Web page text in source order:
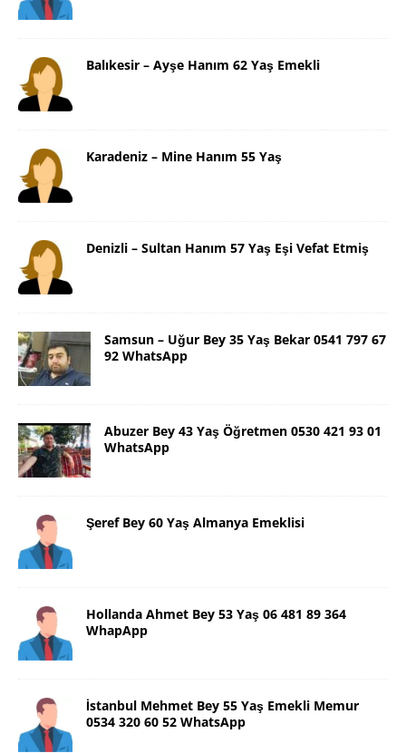
Balıkesir – Ayşe Hanım 62 Yaş Emekli
Karadeniz – Mine Hanım 55 Yaş
Denizli – Sultan Hanım 57 Yaş Eşi Vefat Etmiş
Samsun – Uğur Bey 35 Yaş Bekar 0541 797 67
92 WhatsApp
Abuzer Bey 43 Yaş Öğretmen 0530 421 93 01
WhatsApp
Şeref Bey 60 Yaş Almanya Emeklisi
Hollanda Ahmet Bey 53 Yaş 06 481 89 364
WhapApp
İstanbul Mehmet Bey 55 Yaş Emekli Memur
0534 320 60 52 WhatsApp